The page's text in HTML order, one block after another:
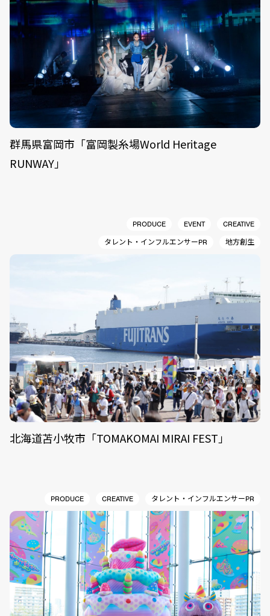
群馬県富岡市「富岡製糸場World Heritage
RUNWAY」
PRODUCE EVENT
CREATIVE
タレント・インフルエンサーPR
地方創生
北海道苫小牧市「TOMAKOMAI MIRAI FEST」
PRODUCE CREATIVE タレント・インフルエンサーPR